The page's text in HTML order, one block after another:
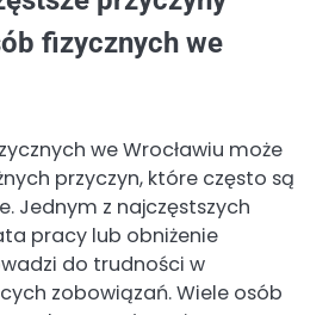
fizycznych we
we Wrocławiu może
przyczyn, które często są
Jednym z najczęstszych
pracy lub obniżenie
do trudności w
zobowiązań. Wiele osób